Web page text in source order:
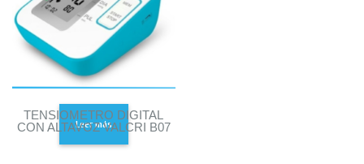
TENSIOMETRO DIGITAL
CON ALTAVOZ VALCRI B07
Leer más